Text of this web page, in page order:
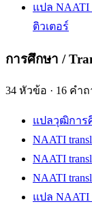
แปล
ติวเตอร์
การศึกษา /
34 หัวข้อ · 16 คำถ
แปลวุฒิการ
NAATI
NAATI
NAATI
แปล